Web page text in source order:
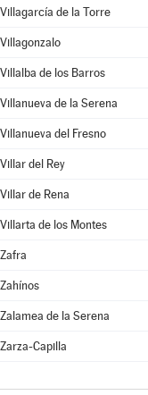
Villagarcía de la Torre
Villagonzalo
Villalba de los Barros
Villanueva de la Serena
Villanueva del Fresno
Villar del Rey
Villar de Rena
Villarta de los Montes
Zafra
Zahínos
Zalamea de la Serena
Zarza-Capilla